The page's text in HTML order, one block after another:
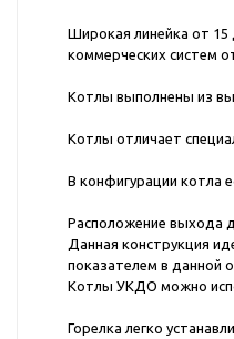
Широкая линейка от
коммерческих систем
Котлы выполнены из
Котлы отличает
В конфигурации котла
Расположение выхода
Данная конструкция
показателем в данной
Котлы УКДО можно
Горелка легко